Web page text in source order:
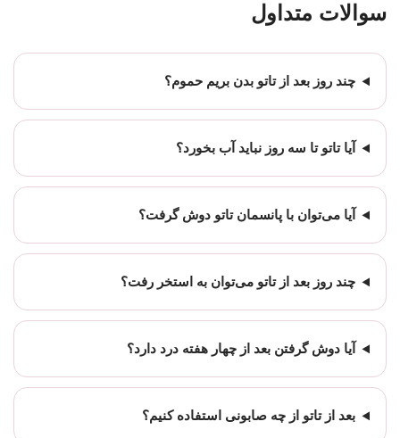
سوالات متداول
چند روز بعد از تاتو بدن بریم حموم؟
آیا تاتو تا سه روز نباید آب بخورد؟
آیا می‌توان با پانسمان تاتو دوش گرفت؟
چند روز بعد از تاتو می‌توان به استخر رفت؟
آیا دوش گرفتن بعد از چهار هفته درد دارد؟
بعد از تاتو از چه صابونی استفاده کنیم؟